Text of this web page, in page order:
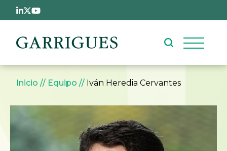
Pasar al contenido principal
Sobrescribir enlaces de
Inicio Equipo Iván Heredia Cervantes